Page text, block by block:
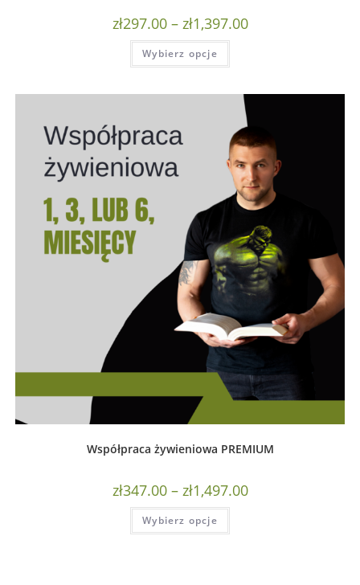
zł297.00– zł1,397.00
Wybierz opcje
Współpraca żywieniowa PREMIUM
zł347.00– zł1,497.00
Wybierz opcje